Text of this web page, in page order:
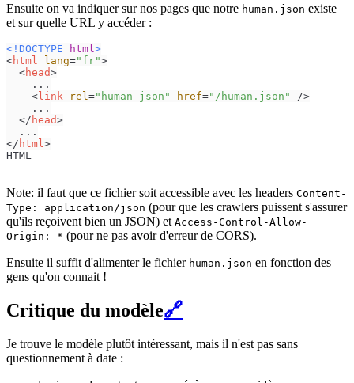
Ensuite on va indiquer sur nos pages que notre human.json existe
et sur quelle URL y accéder :
<!DOCTYPE html >
<html lang="fr">
<head>
    ...
< link rel ="human-json" href="/human.json"
/>
    ...
</ head>
</ html >
HTML
Note: il faut que ce fichier soit accessible avec les headers Content-
Type: application/json (pour que les crawlers puissent s'assurer
qu'ils reçoivent bien un JSON) et Access-Control-Allow-
Origin: * (pour ne pas avoir d'erreur de CORS).
Ensuite il suffit d'alimenter le fichier human.json en fonction des
gens qu'on connait !
Critique du modèle🔗
Je trouve le modèle plutôt intéressant, mais il n'est pas sans
questionnement à date :